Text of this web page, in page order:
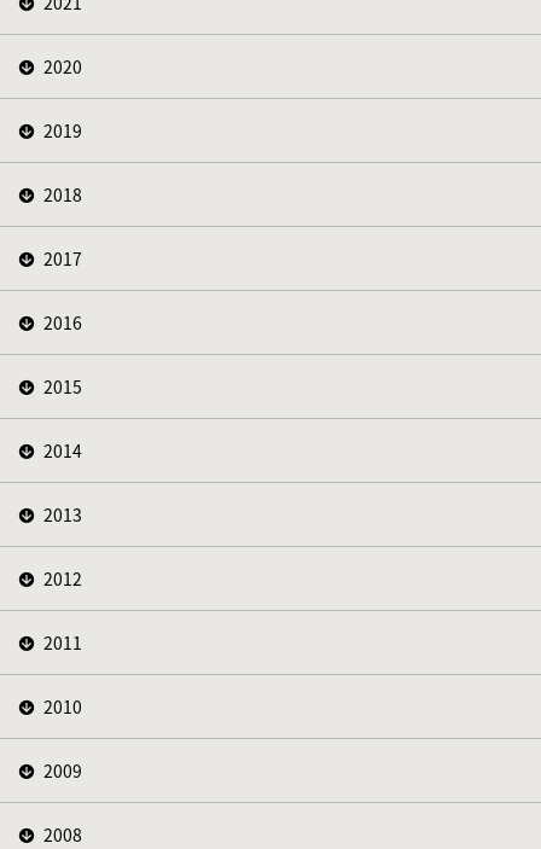
2020
2019
2018
2017
2016
2015
2014
2013
2012
2011
2010
2009
2008